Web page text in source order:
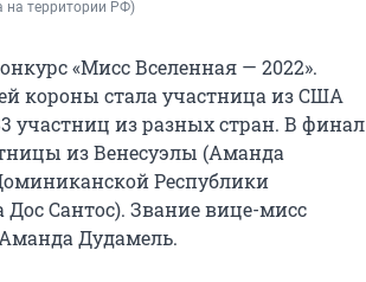
на территории РФ)
«Мисс Вселенная — 2022».
короны стала участница из США
участниц из разных стран. В финал
из Венесуэлы (Аманда
Республики
Сантос). Звание вице-мисс
Дудамель.